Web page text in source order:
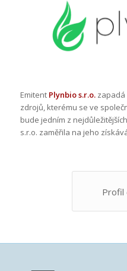
Emitent Plynbio s.r.o.zapadá
zdrojů, kterému se ve
bude jedním z
s.r.o. zaměřila na jeho
Profil